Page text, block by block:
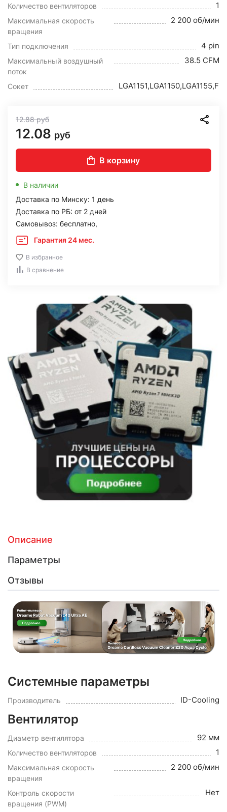
Количество вентиляторов 1
Максимальная скорость
вращения
2 200 об/мин
Тип подключения 4 pin
Максимальный воздушный
поток
38.5 CFM
Сокет
12.88руб
12.08 руб
В корзину
В наличии
Доставка по Минску: 1 день
Доставка по РБ: от 2 дней
Самовывоз: бесплатно,
Гарантия 24 мес.
В избранное
В сравнение
Описание
Параметры
Отзывы
Системные параметры
Производитель ID-Cooling
Вентилятор
Диаметр вентилятора 92 мм
Количество вентиляторов 1
Максимальная скорость
вращения
2 200 об/мин
Контроль скорости
вращения (PWM)
Нет